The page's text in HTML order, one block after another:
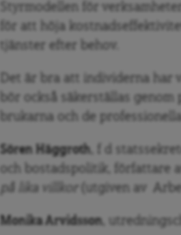
Styrmodellen för
för att höja
tjänster efter behov.
Det är bra att individerna har
bör också säkerställas
brukarna och de
Sören Häggroth , f d
och bostadspolitik, författare
på lika villkor
(utgiven av
Monika Arvidsson,